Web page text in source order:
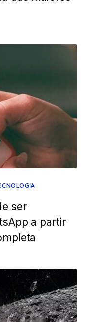
ser
a partir